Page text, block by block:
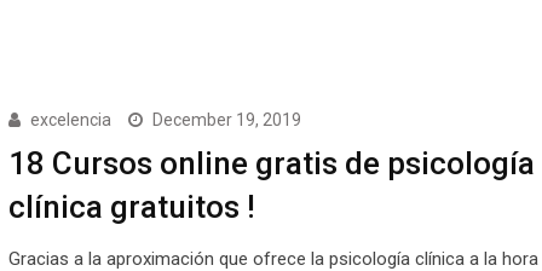
excelencia December 19, 2019
18 Cursos online gratis de psicología
clínica gratuitos !
Gracias a la aproximación que ofrece la psicología clínica a la hora